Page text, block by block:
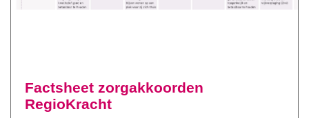
Factsheet zorgakkoorden
RegioKracht